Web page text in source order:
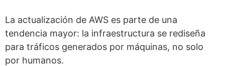
La actualización de AWS es parte de una
tendencia mayor: la infraestructura se rediseña
para tráficos generados por máquinas, no solo
por humanos.